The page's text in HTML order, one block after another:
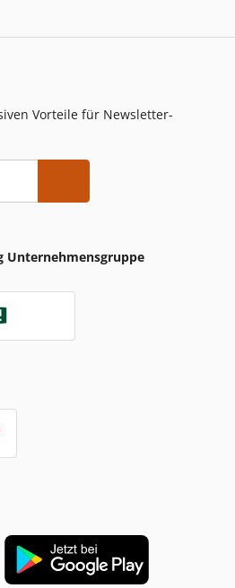
Vorteile für Newsletter-
Unternehmensgruppe